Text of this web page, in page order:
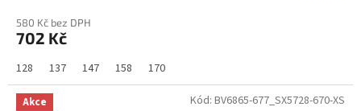
580 Kč bez DPH
702 Kč
128 137 147 158 170
Akce Kód: BV6865-677_SX5728-670-XS